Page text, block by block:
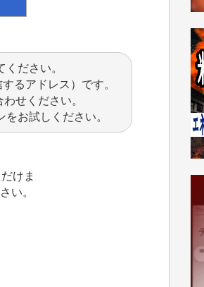
ください。
るアドレス）です。
せください。
お試しください。
けま
い。